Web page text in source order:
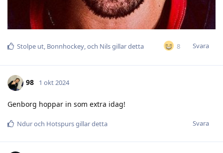
8 Svara
Stolpe ut, Bonnhockey, och Nilsgillar detta
98 1 okt 2024
Genborg hoppar in som extra idag!
Svara
Nduroch Hotspursgillar detta